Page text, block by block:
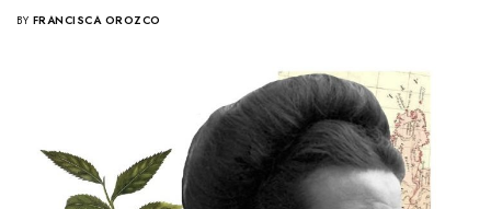
BY FRANCISCA OROZCO